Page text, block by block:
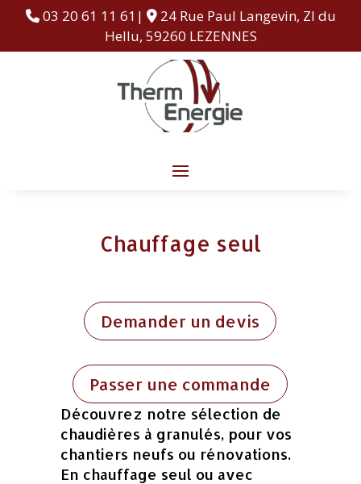
03 20 61 11 61|
24 Rue Paul Langevin, ZI du
Hellu, 59260 LEZENNES
Chauffage seul
Demander un devis
Passer une commande
Découvrez notre sélection de
chaudières à granulés, pour vos
chantiers neufs ou rénovations.
En chauffage seul ou avec